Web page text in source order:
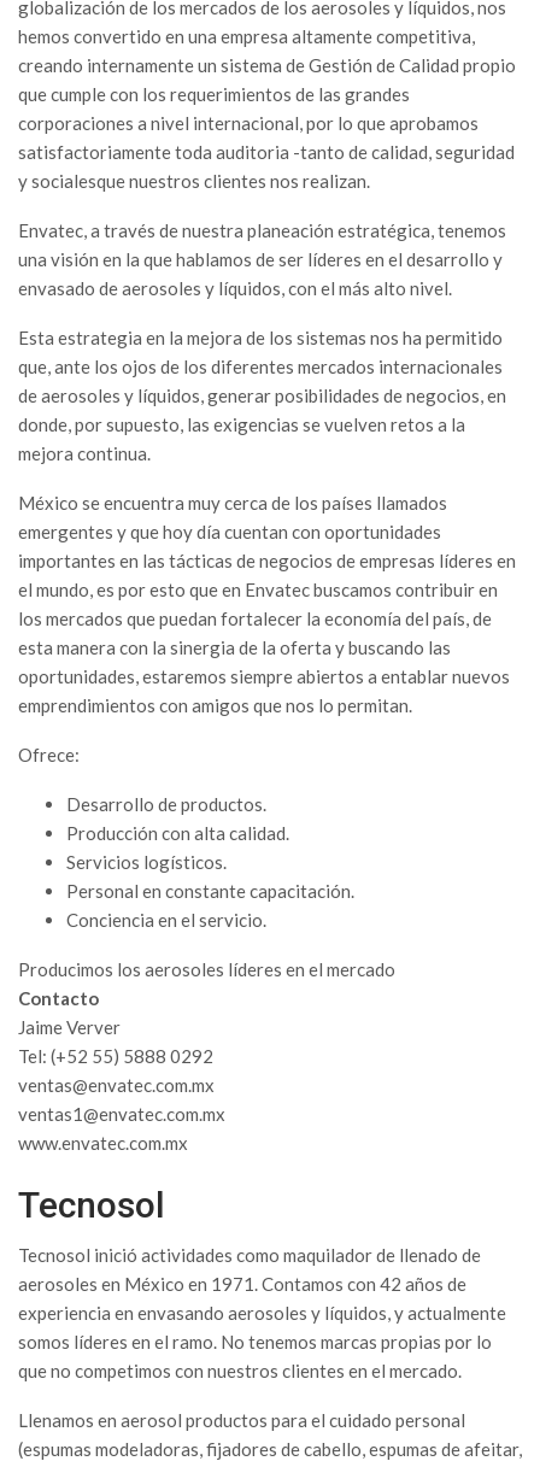
globalización de los mercados de los aerosoles y líquidos, nos
hemos convertido en una empresa altamente competitiva,
creando internamente un sistema de Gestión de Calidad propio
que cumple con los requerimientos de las grandes
corporaciones a nivel internacional, por lo que aprobamos
satisfactoriamente toda auditoria -tanto de calidad, seguridad
y socialesque nuestros clientes nos realizan.
Envatec, a través de nuestra planeación estratégica, tenemos
una visión en la que hablamos de ser líderes en el desarrollo y
envasado de aerosoles y líquidos, con el más alto nivel.
Esta estrategia en la mejora de los sistemas nos ha permitido
que, ante los ojos de los diferentes mercados internacionales
de aerosoles y líquidos, generar posibilidades de negocios, en
donde, por supuesto, las exigencias se vuelven retos a la
mejora continua.
México se encuentra muy cerca de los países llamados
emergentes y que hoy día cuentan con oportunidades
importantes en las tácticas de negocios de empresas líderes en
el mundo, es por esto que en Envatec buscamos contribuir en
los mercados que puedan fortalecer la economía del país, de
esta manera con la sinergia de la oferta y buscando las
oportunidades, estaremos siempre abiertos a entablar nuevos
emprendimientos con amigos que nos lo permitan.
Ofrece:
Desarrollo de productos.
Producción con alta calidad.
Servicios logísticos.
Personal en constante capacitación.
Conciencia en el servicio.
Producimos los aerosoles líderes en el mercado
Contacto
Jaime Verver
Tel: (+52 55) 5888 0292
ventas@envatec.com.mx
ventas1@envatec.com.mx
www.envatec.com.mx
Tecnosol
Tecnosol inició actividades como maquilador de llenado de
aerosoles en México en 1971. Contamos con 42 años de
experiencia en envasando aerosoles y líquidos, y actualmente
somos líderes en el ramo. No tenemos marcas propias por lo
que no competimos con nuestros clientes en el mercado.
Llenamos en aerosol productos para el cuidado personal
(espumas modeladoras, fijadores de cabello, espumas de afeitar,